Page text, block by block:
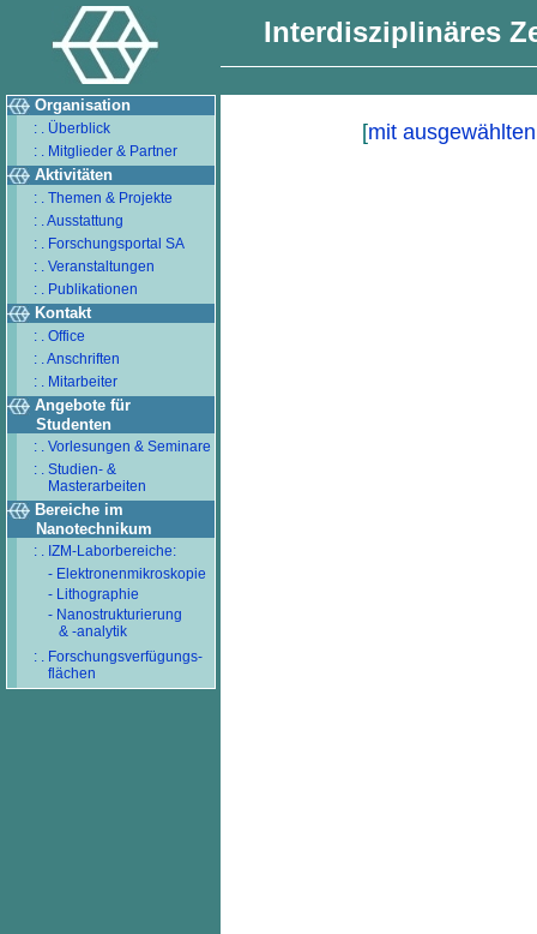
Interdisziplinäres
Organisation
: . Überblick
: . Mitglieder & Partner
Aktivitäten
: . Themen & Projekte
: . Ausstattung
: . Forschungsportal SA
: . Veranstaltungen
: . Publikationen
Kontakt
: . Office
: . Anschriften
: . Mitarbeiter
Angebote für
Studenten
: . Vorlesungen & Seminare
: . Studien- &
Masterarbeiten
Bereiche im
Nanotechnikum
: . IZM-Laborbereiche:
- Elektronenmikroskopie
- Lithographie
- Nanostrukturierung
& -analytik
: . Forschungsverfügungs-
flächen
[mit